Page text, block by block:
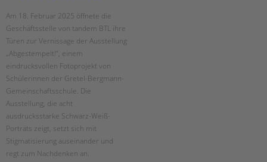
Am 18. Februar 2025 öffnete die
Geschäftsstelle von tandem BTL ihre
Türen zur Vernissage der Ausstellung
„Abgestempelt!“, einem
eindrucksvollen Fotoprojekt von
Schülerinnen der Gretel-Bergmann-
Gemeinschaftsschule. Die
Ausstellung, die acht
ausdrucksstarke Schwarz-Weiß-
Porträts zeigt, setzt sich mit
Stigmatisierung auseinander und
regt zum Nachdenken an.